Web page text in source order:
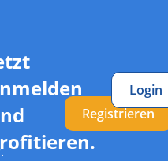
Registrieren
Login